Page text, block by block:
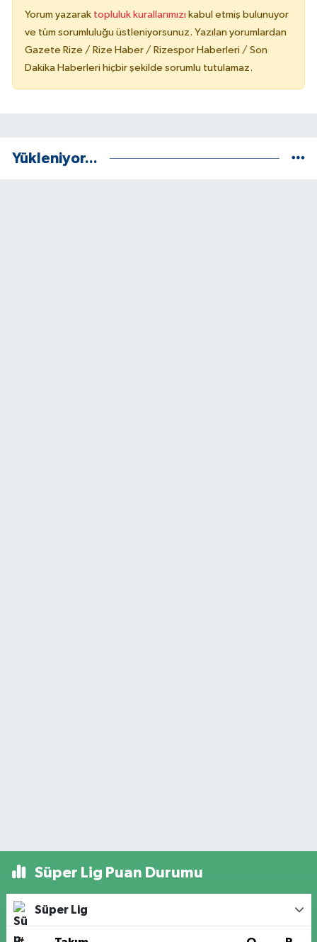
Yorum yazarak topluluk kurallarımızı kabul etmiş bulunuyor
ve tüm sorumluluğu üstleniyorsunuz. Yazılan yorumlardan
Gazete Rize / Rize Haber / Rizespor Haberleri / Son
Dakika Haberleri hiçbir şekilde sorumlu tutulamaz.
Yükleniyor...
Süper Lig Puan Durumu
Süper Lig